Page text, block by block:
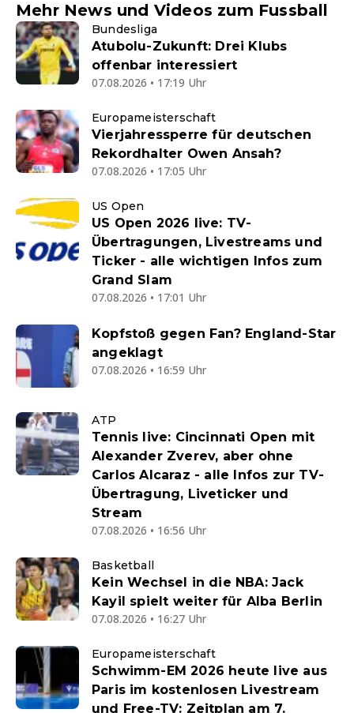
Mehr News und Videos zum Fussball
Bundesliga
Atubolu-Zukunft: Drei Klubs
offenbar interessiert
07.08.2026 • 17:19 Uhr
Europameisterschaft
Vierjahressperre für deutschen
Rekordhalter Owen Ansah?
07.08.2026 • 17:05 Uhr
US Open
US Open 2026 live: TV-
Übertragungen, Livestreams und
Ticker - alle wichtigen Infos zum
Grand Slam
07.08.2026 • 17:01 Uhr
Kopfstoß gegen Fan? England-Star
angeklagt
07.08.2026 • 16:59 Uhr
ATP
Tennis live: Cincinnati Open mit
Alexander Zverev, aber ohne
Carlos Alcaraz - alle Infos zur TV-
Übertragung, Liveticker und
Stream
07.08.2026 • 16:56 Uhr
Basketball
Kein Wechsel in die NBA: Jack
Kayil spielt weiter für Alba Berlin
07.08.2026 • 16:27 Uhr
Europameisterschaft
Schwimm-EM 2026 heute live aus
Paris im kostenlosen Livestream
und Free-TV: Zeitplan am 7.